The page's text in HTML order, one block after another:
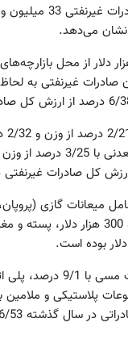
غیرنفتی به